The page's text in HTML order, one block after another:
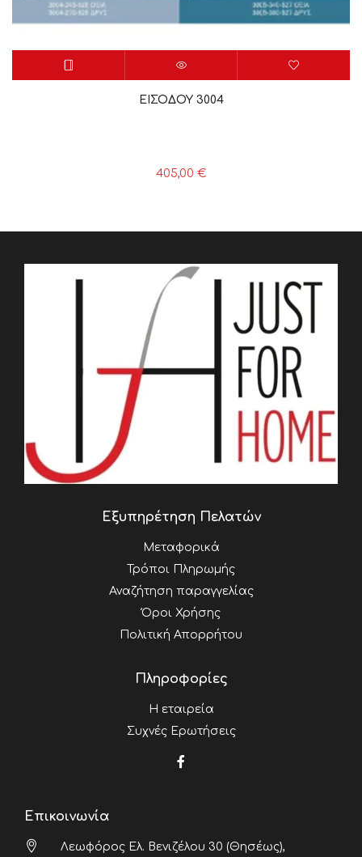
ΕΙΣΟΔΟΥ 3004
405,00 €
Εξυπηρέτηση Πελατών
Μεταφορικά
Τρόποι Πληρωμής
Αναζήτηση παραγγελίας
Όροι Χρήσης
Πολιτική Απορρήτου
Πληροφορίες
Η εταιρεία
Συχνές Ερωτήσεις
Επικοινωνία
Λεωφόρος Ελ. Βενιζέλου 30 (Θησέως),